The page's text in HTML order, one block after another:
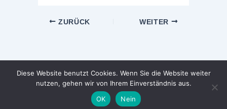
ZURÜCK WEITER
Copyright © 2026 Ronnefeldt Tee kaufen Oelde | Präsentiert von
Astra-WordPress-Theme
Diese Website benutzt Cookies. Wenn Sie die Website weiter
nutzen, gehen wir von Ihrem Einverständnis aus.
OK
Nein